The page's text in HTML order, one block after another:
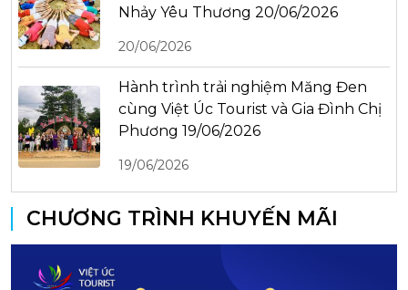
Nhảy Yêu Thương 20/06/2026
20/06/2026
Hành trình trải nghiệm Măng Đen
cùng Việt Úc Tourist và Gia Đình Chị
Phương 19/06/2026
19/06/2026
CHƯƠNG TRÌNH KHUYẾN MÃI